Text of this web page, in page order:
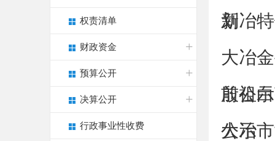
权责清单
财政资金
预算公开
决算公开
行政事业性收费
划
新冶
大冶
前公示
殷祖
公示
大冶